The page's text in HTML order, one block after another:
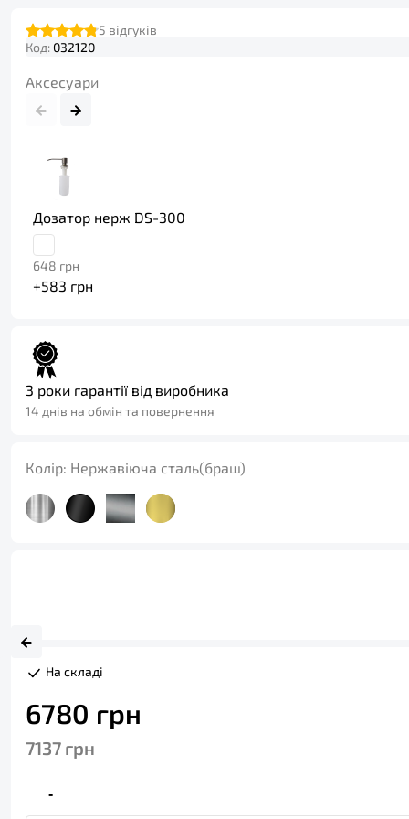
5 відгуків
Код: 032120
Аксесуари
Дозатор нерж DS-300
648 грн
+583 грн
3 роки гарантії від виробника
14 днів на обмін та повернення
Колір: Нержавіюча сталь(браш)
На складі
6780 грн
7137 грн
-